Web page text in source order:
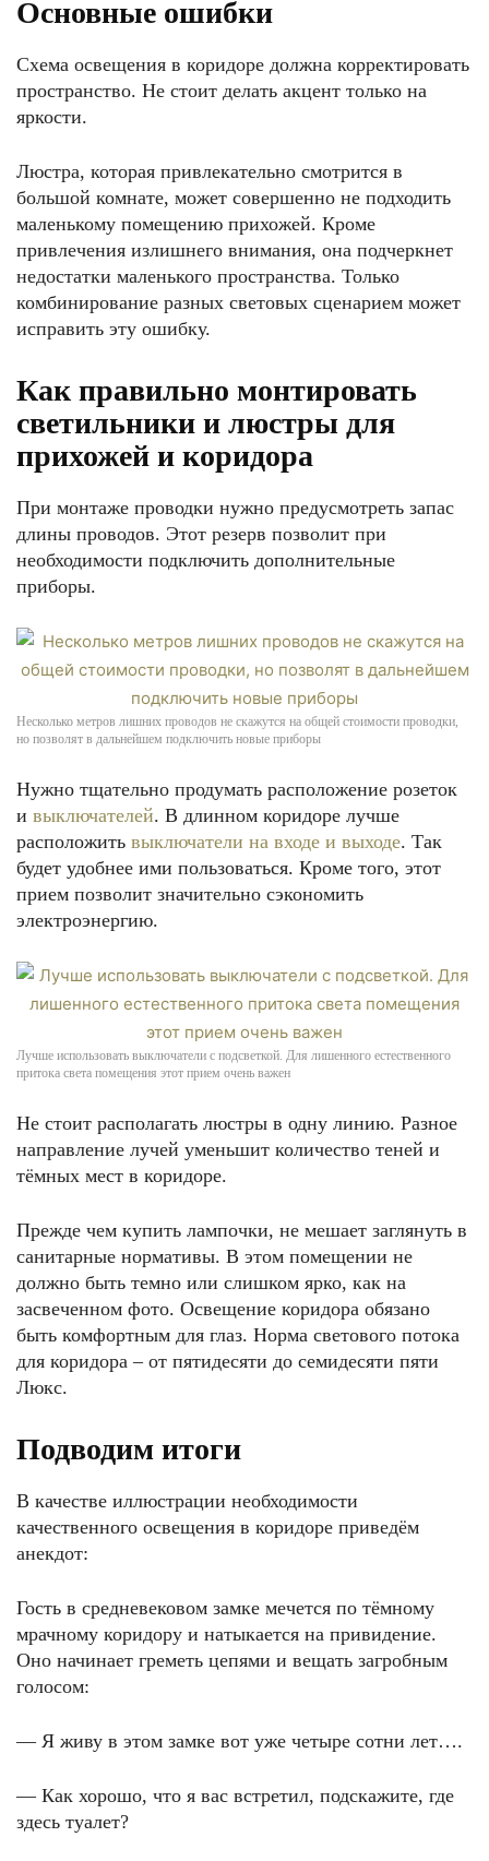
Основные ошибки
Схема освещения в коридоре должна корректировать
пространство. Не стоит делать акцент только на
яркости.
Люстра, которая привлекательно смотрится в
большой комнате, может совершенно не подходить
маленькому помещению прихожей. Кроме
привлечения излишнего внимания, она подчеркнет
недостатки маленького пространства. Только
комбинирование разных световых сценарием может
исправить эту ошибку.
Как правильно монтировать
светильники и люстры для
прихожей и коридора
При монтаже проводки нужно предусмотреть запас
длины проводов. Этот резерв позволит при
необходимости подключить дополнительные
приборы.
Несколько метров лишних проводов не скажутся на общей стоимости проводки,
но позволят в дальнейшем подключить новые приборы
Нужно тщательно продумать расположение розеток
и выключателей. В длинном коридоре лучше
расположить выключатели на входе и выходе. Так
будет удобнее ими пользоваться. Кроме того, этот
прием позволит значительно сэкономить
электроэнергию.
Лучше использовать выключатели с подсветкой. Для лишенного естественного
притока света помещения этот прием очень важен
Не стоит располагать люстры в одну линию. Разное
направление лучей уменьшит количество теней и
тёмных мест в коридоре.
Прежде чем купить лампочки, не мешает заглянуть в
санитарные нормативы. В этом помещении не
должно быть темно или слишком ярко, как на
засвеченном фото. Освещение коридора обязано
быть комфортным для глаз. Норма светового потока
для коридора – от пятидесяти до семидесяти пяти
Люкс.
Подводим итоги
В качестве иллюстрации необходимости
качественного освещения в коридоре приведём
анекдот:
Гость в средневековом замке мечется по тёмному
мрачному коридору и натыкается на привидение.
Оно начинает греметь цепями и вещать загробным
голосом:
— Я живу в этом замке вот уже четыре сотни лет….
— Как хорошо, что я вас встретил, подскажите, где
здесь туалет?